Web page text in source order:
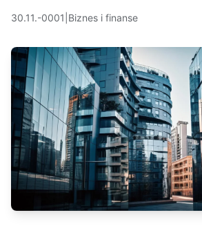
30.11.-0001 Biznes i finanse